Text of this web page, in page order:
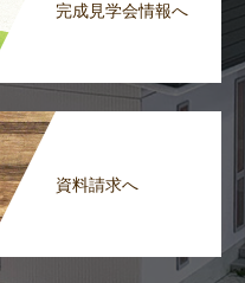
完成見学会情報へ
資料請求へ